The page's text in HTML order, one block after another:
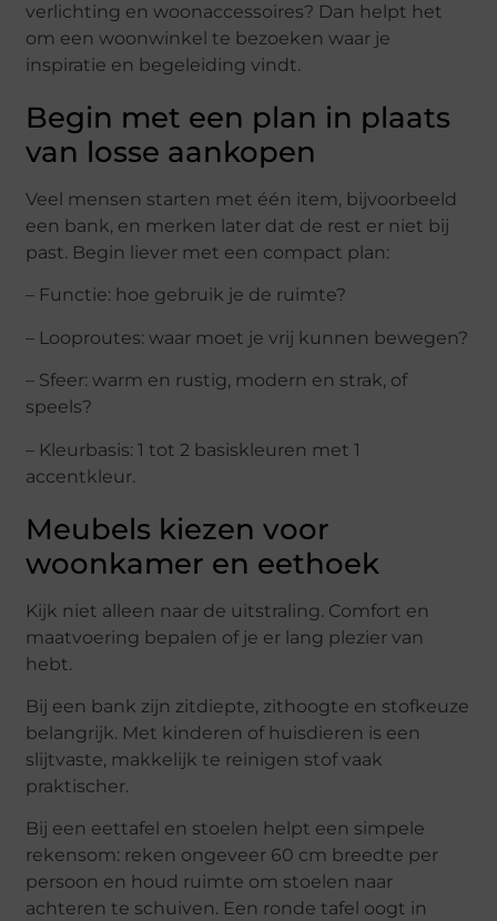
verlichting en woonaccessoires? Dan helpt het
om een woonwinkel te bezoeken waar je
inspiratie en begeleiding vindt.
Begin met een plan in plaats
van losse aankopen
Veel mensen starten met één item, bijvoorbeeld
een bank, en merken later dat de rest er niet bij
past. Begin liever met een compact plan:
– Functie: hoe gebruik je de ruimte?
– Looproutes: waar moet je vrij kunnen bewegen?
– Sfeer: warm en rustig, modern en strak, of
speels?
– Kleurbasis: 1 tot 2 basiskleuren met 1
accentkleur.
Meubels kiezen voor
woonkamer en eethoek
Kijk niet alleen naar de uitstraling. Comfort en
maatvoering bepalen of je er lang plezier van
hebt.
Bij een bank zijn zitdiepte, zithoogte en stofkeuze
belangrijk. Met kinderen of huisdieren is een
slijtvaste, makkelijk te reinigen stof vaak
praktischer.
Bij een eettafel en stoelen helpt een simpele
rekensom: reken ongeveer 60 cm breedte per
persoon en houd ruimte om stoelen naar
achteren te schuiven. Een ronde tafel oogt in